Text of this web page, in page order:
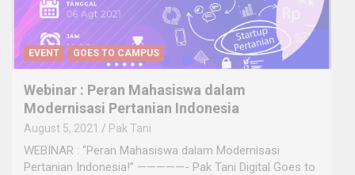
EVENT GOES TO CAMPUS
Webinar : Peran Mahasiswa dalam
Modernisasi Pertanian Indonesia
August 5, 2021 Pak Tani
WEBINAR : “Peran Mahasiswa dalam Modernisasi
Pertanian Indonesia!” —————- Pak Tani Digital Goes to